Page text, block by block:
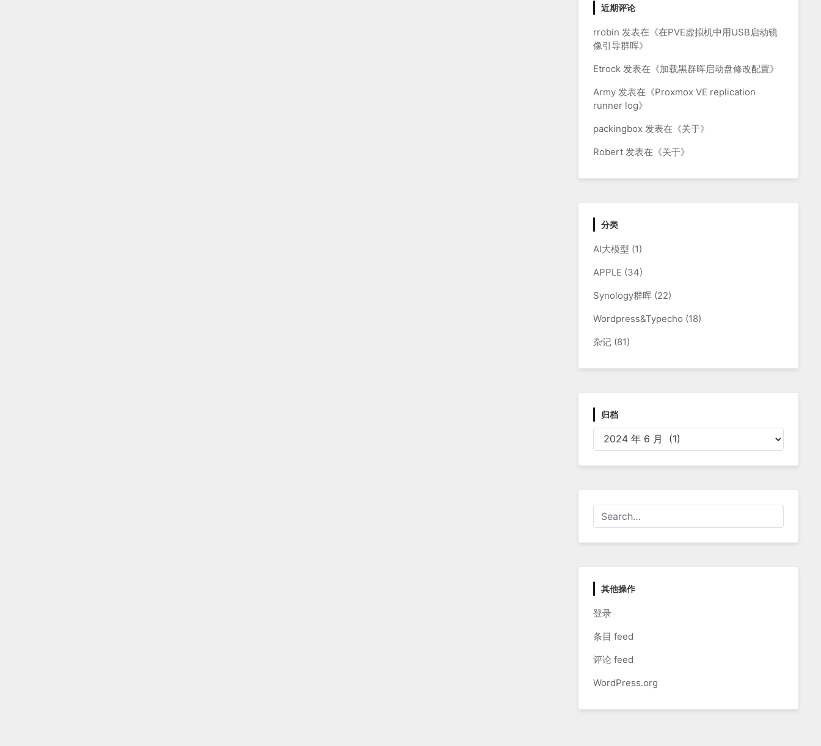
近期评论
rrobin 发表在《在PVE虚拟机中用USB启动镜
像引导群晖》
Etrock 发表在《加载黑群晖启动盘修改配置》
Army 发表在《Proxmox VE replication
runner log》
packingbox 发表在《关于》
Robert 发表在《关于》
分类
AI大模型 (1)
APPLE (34)
Synology群晖 (22)
Wordpress&Typecho (18)
杂记 (81)
归档
档
其他操作
登录
条目 feed
评论 feed
WordPress.org